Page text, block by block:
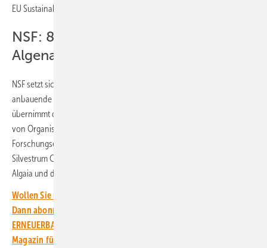
EU Sustainability bei Amazon.
NSF: 85.000 Arbeitsplätze durch
Algenanbau möglich
NSF setzt sich nach eigenen Angaben seit 2014 für die Seetang-
anbauende Branche in Europa ein. Die gemeinnützige Organisation
übernimmt die Leitung des Projekts und arbeitet mit einem Konsortium
von Organisationen aus ganz Europa zusammen. Dazu gehören die
Forschungseinrichtungen Plymouth Marine Laboratory, Deltares und
Silvestrum Climate Associates, der Hersteller von Algenextrakten
Algaia und das Wasserbau-Unternehmen Van Oord.
Wollen Sie über die Energiewende auf dem Laufenden bleiben?
Dann abonnieren Sie einfach den kostenlosen Newsletter von
ERNEUERBARE ENERGIEN – dem größten verbandsunabhängigen
Magazin für erneuerbare Energien in Deutschland!